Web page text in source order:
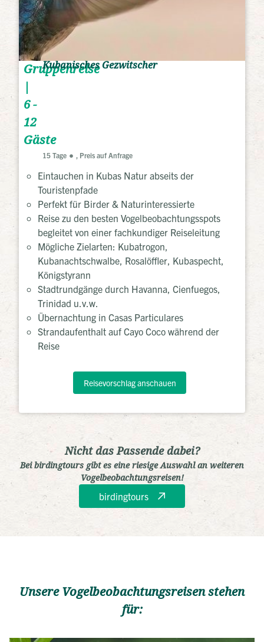
Gruppenreise
|
6 -
12
Gäste
Kubanisches Gezwitscher
15 Tage , Preis auf Anfrage
Eintauchen in Kubas Natur abseits der
Touristenpfade
Perfekt für Birder & Naturinteressierte
Reise zu den besten Vogelbeobachtungsspots
begleitet von einer fachkundiger Reiseleitung
Mögliche Zielarten: Kubatrogon,
Kubanachtschwalbe, Rosalöffler, Kubaspecht,
Königstyrann
Stadtrundgänge durch Havanna, Cienfuegos,
Trinidad u.v.w.
Übernachtung in Casas Particulares
Strandaufenthalt auf Cayo Coco während der
Reise
Reisevorschlag anschauen
Nicht das Passende dabei?
Bei birdingtours gibt es eine riesige Auswahl an weiteren
Vogelbeobachtungsreisen!
birdingtours
Unsere Vogelbeobachtungsreisen stehen
für: